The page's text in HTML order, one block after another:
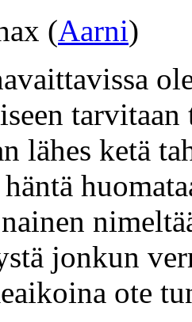
(Aarni)
lähes ketä
jonkun
ote